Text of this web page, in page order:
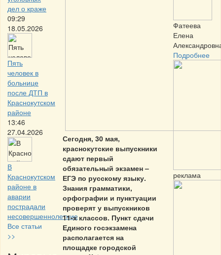
дел о краже
09:29
18.05.2026
Пять
человек в
больнице
после ДТП в
Краснокутском
районе
13:46
27.04.2026
В
Краснокутском
районе в
аварии
пострадали
несовершеннолетние
Все статьи
>>
Сегодня, 30 мая,
краснокутские выпускники
сдают первый
обязательный экзамен –
ЕГЭ по русскому языку.
Знания грамматики,
орфографии и пунктуации
проверят у выпускников
11-х классов. Пункт сдачи
Единого госэкзамена
располагается на
площадке городской
Фатеева
Елена
Подробнее
реклама